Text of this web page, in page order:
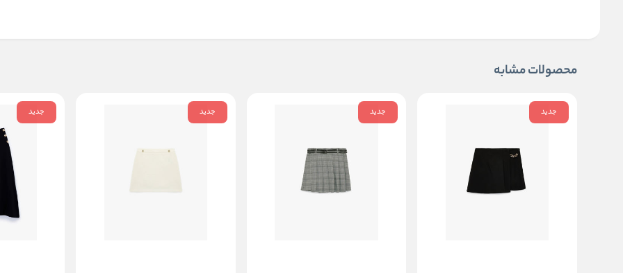
محصولات مشابه
جدید جدید جدید جدید